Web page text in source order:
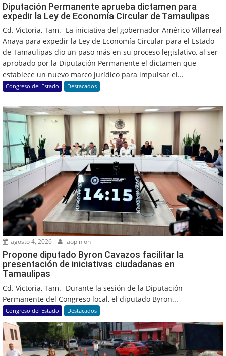
Diputación Permanente aprueba dictamen para
expedir la Ley de Economía Circular de Tamaulipas
Cd. Victoria, Tam.- La iniciativa del gobernador Américo Villarreal
Anaya para expedir la Ley de Economía Circular para el Estado
de Tamaulipas dio un paso más en su proceso legislativo, al ser
aprobado por la Diputación Permanente el dictamen que
establece un nuevo marco jurídico para impulsar el...
Congreso del Estado Destacados
agosto 4, 2026 laopinion
Propone diputado Byron Cavazos facilitar la
presentación de iniciativas ciudadanas en
Tamaulipas
Cd. Victoria, Tam.- Durante la sesión de la Diputación
Permanente del Congreso local, el diputado Byron...
Congreso del Estado Destacados